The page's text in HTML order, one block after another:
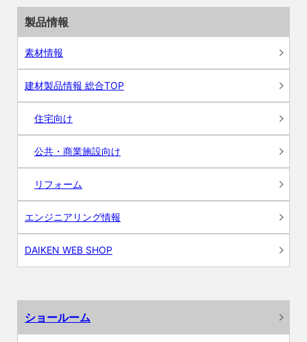
製品情報
素材情報
建材製品情報 総合TOP
住宅向け
公共・商業施設向け
リフォーム
エンジニアリング情報
DAIKEN WEB SHOP
ショールーム